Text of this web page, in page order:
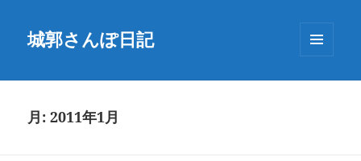
城郭さんぽ日記
ーとウ
月:2011年1月